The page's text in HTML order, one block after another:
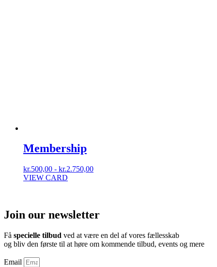
Membership
kr.500,00 - kr.2.750,00
VIEW CARD
Join our newsletter
Få specielle tilbud ved at være en del af vores fællesskab
og bliv den første til at høre om kommende tilbud, events og mere
Email